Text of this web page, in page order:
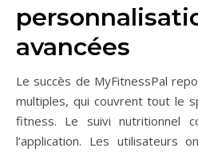
avancées
Le succès de MyFitnessPal
multiples, qui couvrent tout le
fitness. Le suivi nutritionnel
l’application. Les utilisateurs